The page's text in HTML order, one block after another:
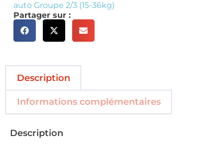
auto Groupe 2/3 (15-36kg)
Partager sur :
Description
Informations complémentaires
Description